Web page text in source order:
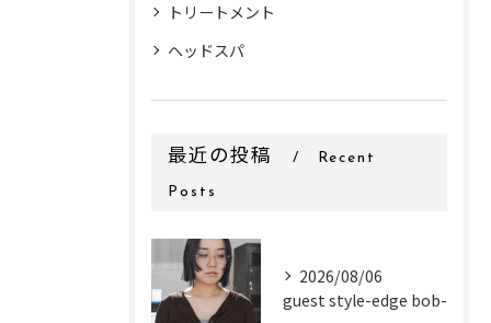
トリートメント
ヘッドスパ
最近の投稿 Recent
Posts
2026/08/06
guest style-edge bob-